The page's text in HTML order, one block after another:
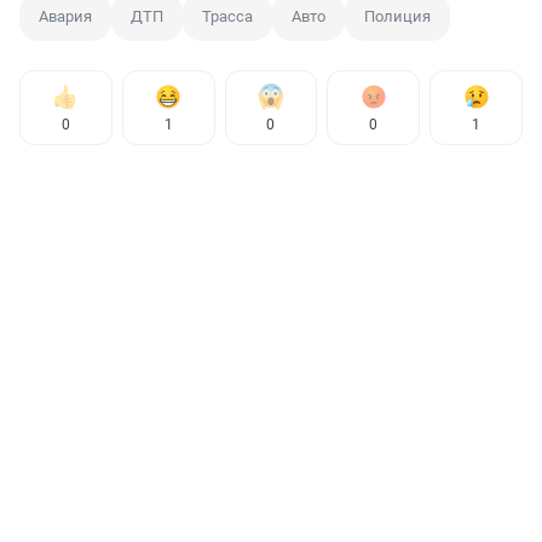
Авария ДТП Трасса Авто Полиция
0 1 0 0 1